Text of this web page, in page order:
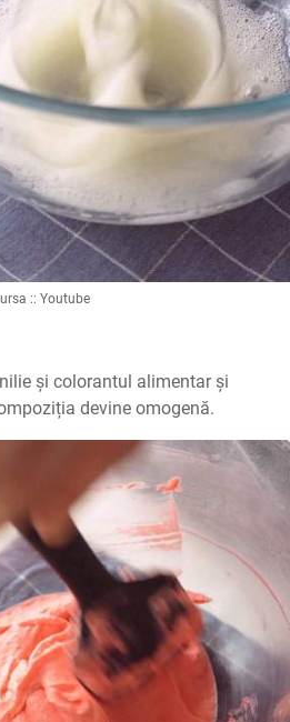
:: Youtube
și colorantul alimentar și
devine omogenă.